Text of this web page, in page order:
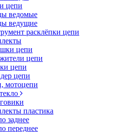
цепи
ведомые
ведущие
расклёпки цепи
цепи
цепи
цепи
цепи
мотоцепи
пластика
заднее
переднее